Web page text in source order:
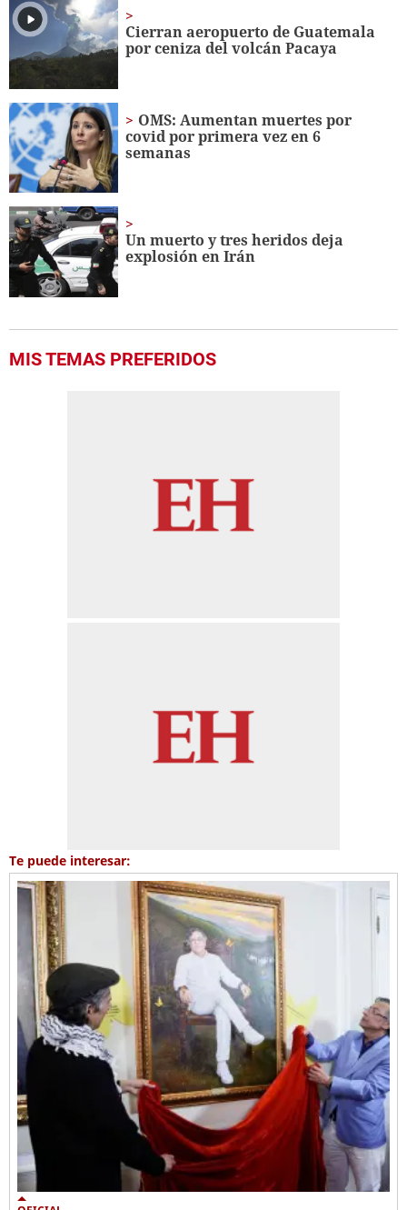
1
minute,
42
seconds
Cierran aeropuerto de Guatemala
por ceniza del volcán Pacaya
OMS: Aumentan muertes por
covid por primera vez en 6
semanas
Un muerto y tres heridos deja
explosión en Irán
MIS TEMAS PREFERIDOS
Te puede interesar: